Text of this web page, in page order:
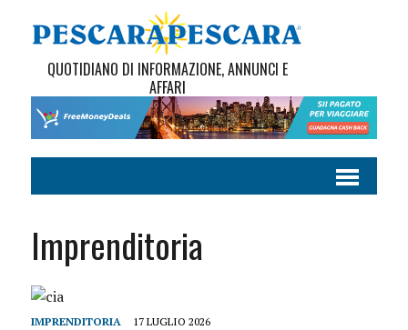
QUOTIDIANO DI INFORMAZIONE, ANNUNCI E
AFFARI
Imprenditoria
IMPRENDITORIA 17 LUGLIO 2026